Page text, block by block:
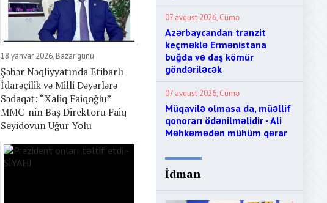
18 yanvar 2026, Bazar günü
Şəhər Nəqliyyatında Etibarlı
İdarəçilik və Milli Dəyərlərə
Sədaqət: “Xaliq Faiqoğlu”
MMC-nin Baş Direktoru Faiq
Seyidovun Uğur Yolu
07 avqust 2026, Cümə
Azərbaycandan tranzit
keçməklə Ermənistana
buğda və daş kömür
göndəriləcək
07 avqust 2026, Cümə
Müqavilə olmasa da, müəllif
qonorarı ödənilməlidir - Ali
Məhkəmədən mühüm qərar
İdman